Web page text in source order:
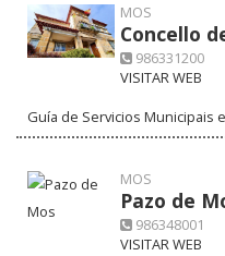
MOS
Concello
986331200
VISITAR WEB
Guía de Servicios Municipais
MOS
Pazo de
986348001
VISITAR WEB